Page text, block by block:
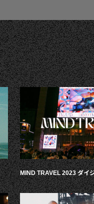
MIND TRAVEL 2023 ダイ